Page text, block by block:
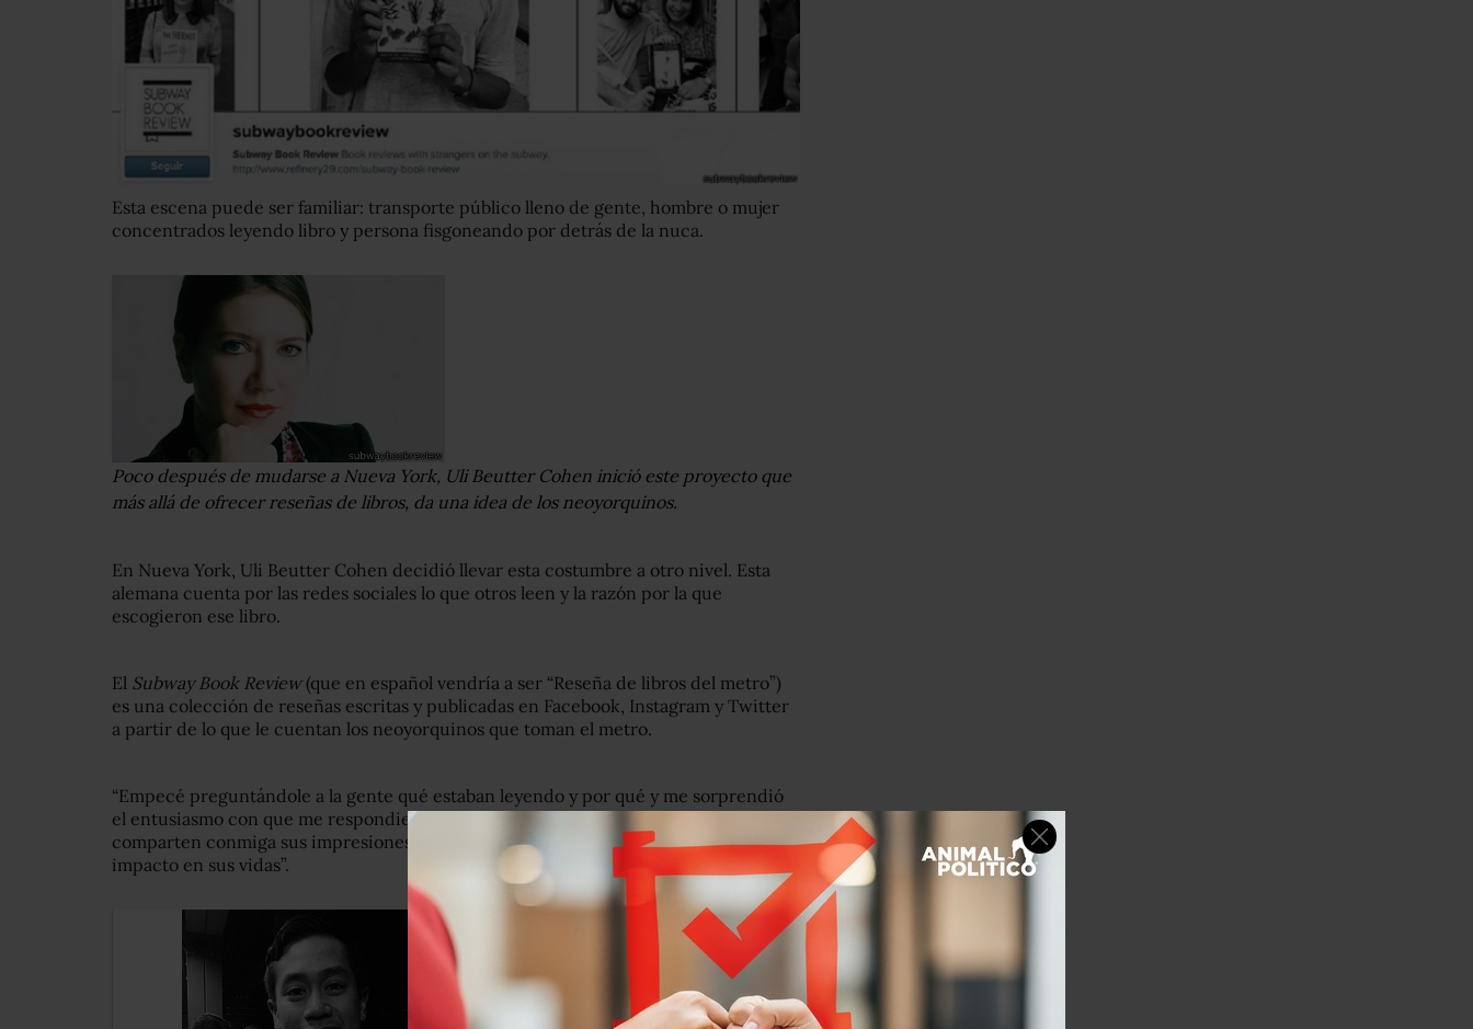
Esta escena puede ser familiar: transporte público lleno de gente, hombre o mujer
concentrados leyendo libro y persona fisgoneando por detrás de la nuca.
Poco después de mudarse a Nueva York, Uli Beutter Cohen inició este proyecto que
más allá de ofrecer reseñas de libros, da una idea de los neoyorquinos.
En Nueva York, Uli Beutter Cohen decidió llevar esta costumbre a otro nivel. Esta
alemana cuenta por las redes sociales lo que otros leen y la razón por la que
escogieron ese libro.
El Subway Book Review(que en español vendría a ser “Reseña de libros del metro”)
es una colección de reseñas escritas y publicadas en Facebook, Instagram y Twitter
a partir de lo que le cuentan los neoyorquinos que toman el metro.
“Empecé preguntándole a la gente qué estaban leyendo y por qué y me sorprendió
el entusiasmo con que me respondieron”, le cuenta a BBC Mundo. “No solo
comparten conmiga sus impresiones del libro, sino cómo esa lectura tiene un
impacto en sus vidas”.